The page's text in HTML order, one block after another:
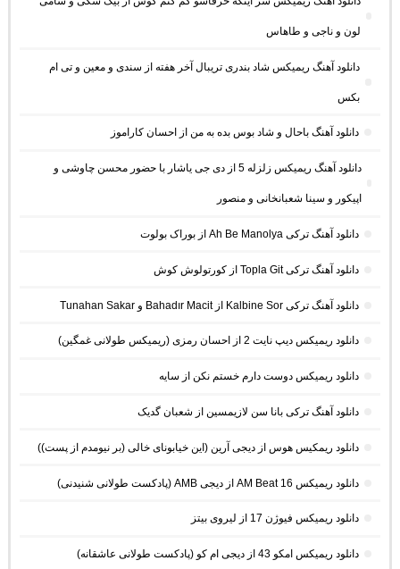
لون و ناجی و طاهاس
دانلود آهنگ ریمیکس شاد بندری تریبال آخر هفته از سندی و معین و تی ام
بکس
دانلود آهنگ باحال و شاد بوس بده به من از احسان کاراموز
دانلود آهنگ ریمیکس زلزله 5 از دی جی یاشار با حضور محسن چاوشی و
اپیکور و سینا شعبانخانی و منصور
دانلود آهنگ ترکی Ah Be Manolya از بوراک بولوت
دانلود آهنگ ترکی Topla Git از کورتولوش کوش
دانلود آهنگ ترکی Kalbine Sor از Bahadır Macit و Tunahan Sakar
دانلود ریمیکس دیپ نایت 2 از احسان رمزی (ریمیکس طولانی غمگین)
دانلود ریمیکس دوست دارم خستم نکن از سایه
دانلود آهنگ ترکی بانا سن لازیمسین از شعبان گدیک
دانلود ریمکیس هوس از دیجی آرین (این خیابونای خالی (بر نیومدم از پست))
دانلود ریمیکس AM Beat 16 از دیجی AMB (پادکست طولانی شنیدنی)
دانلود ریمیکس فیوژن 17 از لیروی بیتز
دانلود ریمیکس امکو 43 از دیجی ام کو (پادکست طولانی عاشقانه)